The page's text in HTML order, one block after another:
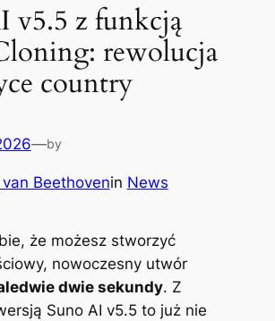
v5.5 z funkcją
rewolucja
country
—by
Beethovenin News
że możesz stworzyć
nowoczesny utwór
dwie sekundy. Z
Suno AI v5.5 to już nie